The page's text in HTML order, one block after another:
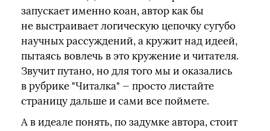
запускает именно коан, автор как бы
не выстраивает логическую цепочку сугубо
научных рассуждений, а кружит над идеей,
пытаясь вовлечь в это кружение и читателя.
Звучит путано, но для того мы и оказались
в рубрике "Читалка" — просто листайте
страницу дальше и сами все поймете.
А в идеале понять, по задумке автора, стоит